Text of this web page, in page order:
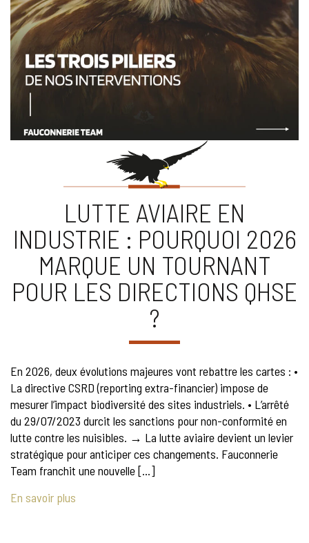
LUTTE AVIAIRE EN
INDUSTRIE : POURQUOI 2026
MARQUE UN TOURNANT
POUR LES DIRECTIONS QHSE
?
En 2026, deux évolutions majeures vont rebattre les cartes : •
La directive CSRD (reporting extra-financier) impose de
mesurer l’impact biodiversité des sites industriels. • L’arrêté
du 29/07/2023 durcit les sanctions pour non-conformité en
lutte contre les nuisibles. → La lutte aviaire devient un levier
stratégique pour anticiper ces changements. Fauconnerie
Team franchit une nouvelle […]
En savoir plus